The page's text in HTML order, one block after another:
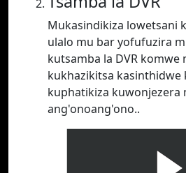
Mukasindikiza lowetsani
ulalo mu bar yofufuzira
kutsamba la DVR komwe
kukhazikitsa kasinthidwe
kuphatikiza kuwonjezera
ang'onoang'ono..